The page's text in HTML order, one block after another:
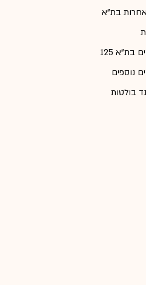
אחרות בת"א
בת"א 125
נוספים
בולטות